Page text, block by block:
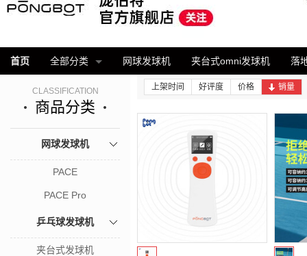
首页 全部分类 网球发球机 夹台式omni发球机 落
CLASSIFICATION
商品分类
网球发球机
PACE
PACE Pro
乒乓球发球机
夹台式发球机
上架时间 好评度 价格 销量